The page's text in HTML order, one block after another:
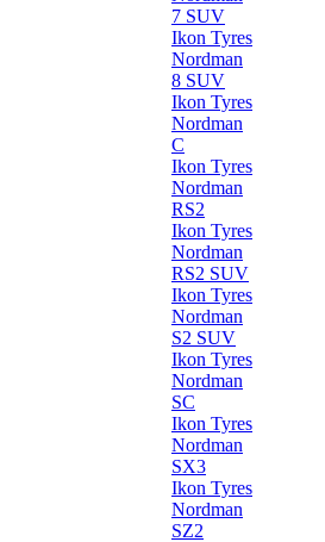
7 SUV
Ikon Tyres
Nordman
8 SUV
Ikon Tyres
Nordman
C
Ikon Tyres
Nordman
RS2
Ikon Tyres
Nordman
RS2 SUV
Ikon Tyres
Nordman
S2 SUV
Ikon Tyres
Nordman
SC
Ikon Tyres
Nordman
SX3
Ikon Tyres
Nordman
SZ2